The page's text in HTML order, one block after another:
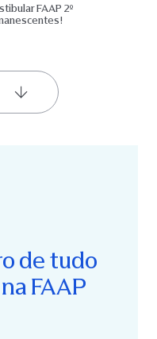
FAAP 2º
de tudo
FAAP